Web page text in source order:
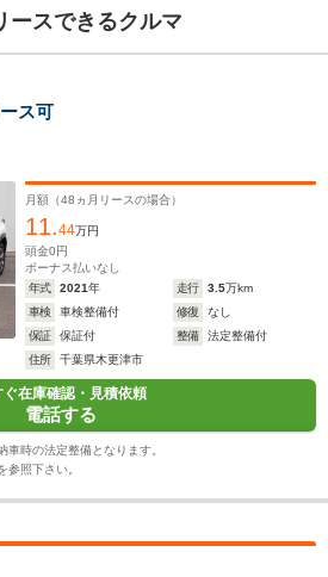
長
ベース
L
～
:13.5～
16.4～26.3km/L
└市街地:12.8～
25.1km/L
28.7km/L
25.4km/L
└市街地
ースできるクルマ
ス可
月額（48 ヵ月リースの場合）
11.44万円
頭金0円
ボーナス払いなし
年式
2021年 走行 3.5万km
車検
車検整備付 修復
なし
保証
保証付 整備
法定整備付
住所
千葉県木更津市
ぐ在庫確認・見積依頼
電話する
時の法定整備となります。
参照下さい。